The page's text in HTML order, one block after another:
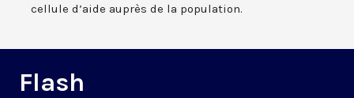
cellule d’aide auprès de la population.
Flash